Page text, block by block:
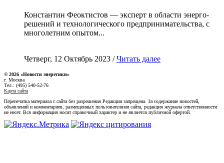
Константин Феоктистов — эксперт в области энерго-
решений и технологического предпринимательства, с
многолетним опытом...
Четверг, 12 Октябрь 2023 /Читать далее
© 2026 «Новости энеретики»
г. Москва
Тел.: (495) 540-52-76
Карта сайта
Перепечатка материала с сайта без разрешения Редакции запрещена. За содержание новостей,
объявлений и комментариев, размещенных пользователями сайта, редакция журнала ответственности
не несет. Вся информация носит справочный характер и не является публичной офертой.